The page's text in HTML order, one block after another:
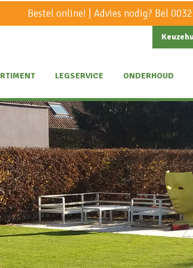
Bestel online! | Advies nodig? Bel
LEGSERVICE ONDERHOUD